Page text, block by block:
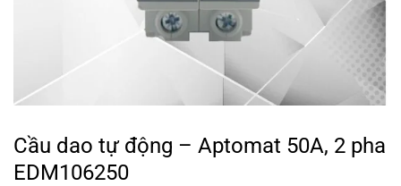
Cầu dao tự động – Aptomat 50A, 2 pha
EDM106250